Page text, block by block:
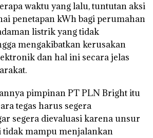
waktu yang lalu, tuntutan aksi
penetapan kWh bagi perumahan
listrik yang tidak
mengakibatkan kerusakan
dan hal ini secara jelas
pimpinan PT PLN Bright itu
tegas harus segera
segera dievaluasi karena unsur
tidak mampu menjalankan